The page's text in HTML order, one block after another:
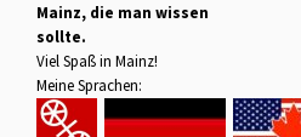
Mainz, die man wissen
sollte.
Viel Spaß in Mainz!
Meine Sprachen: